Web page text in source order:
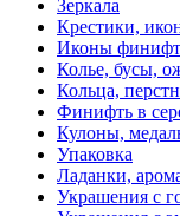
Зеркала
Крестики,
Иконы
Колье, бусы,
Кольца,
Финифть в
Кулоны,
Упаковка
Ладанки,
Украшения с